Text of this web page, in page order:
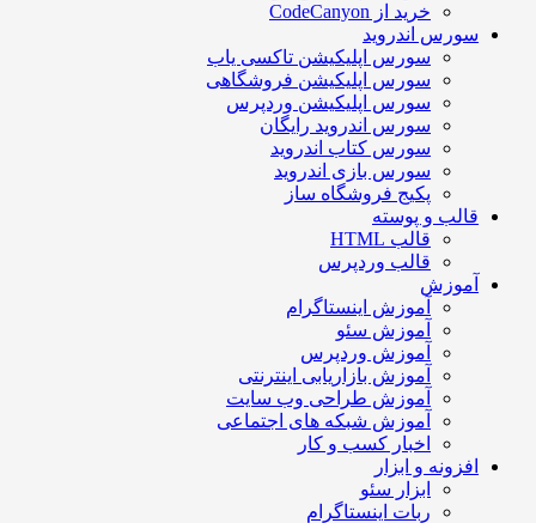
خرید از CodeCanyon
سورس اندروید
سورس اپلیکیشن تاکسی یاب
سورس اپلیکیشن فروشگاهی
سورس اپلیکیشن وردپرس
سورس اندروید رایگان
سورس کتاب اندروید
سورس بازی اندروید
پکیج فروشگاه ساز
قالب و پوسته
قالب HTML
قالب وردپرس
آموزش
آموزش اینستاگرام
آموزش سئو
آموزش وردپرس
آموزش بازاریابی اینترنتی
آموزش طراحی وب سایت
آموزش شبکه های اجتماعی
اخبار کسب و کار
افزونه و ابزار
ابزار سئو
ربات اینستاگرام